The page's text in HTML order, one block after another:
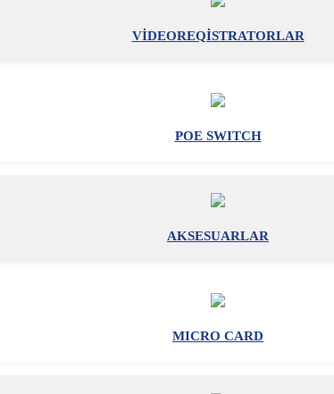
VİDEOREQİSTRATORLAR
POE SWITCH
AKSESUARLAR
MICRO CARD